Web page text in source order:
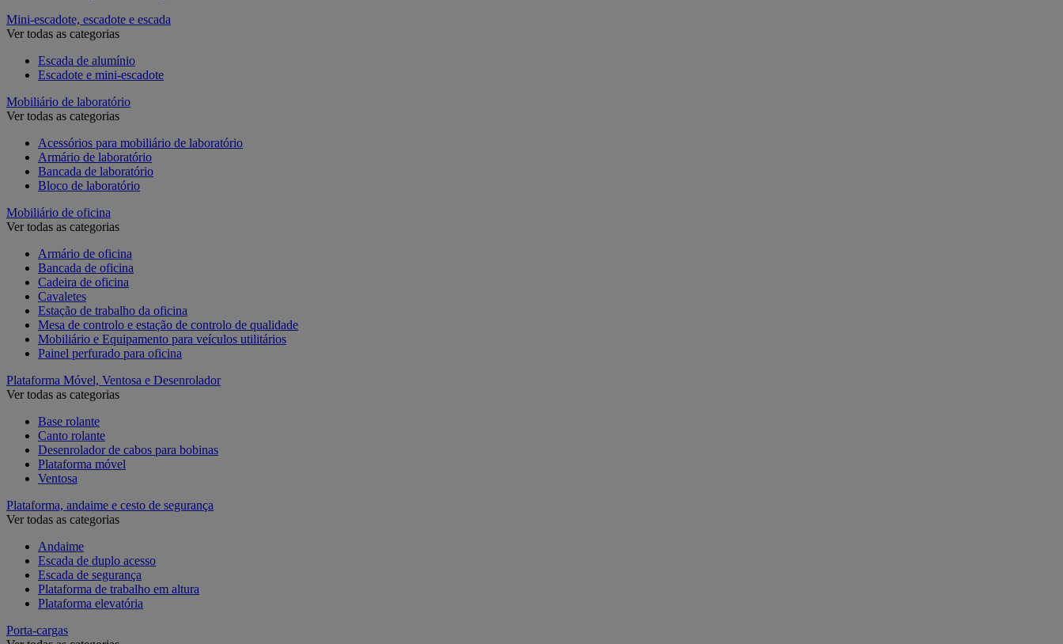
Mini-escadote, escadote e escada
Ver todas as categorias
Escada de alumínio
Escadote e mini-escadote
Mobiliário de laboratório
Ver todas as categorias
Acessórios para mobiliário de laboratório
Armário de laboratório
Bancada de laboratório
Bloco de laboratório
Mobiliário de oficina
Ver todas as categorias
Armário de oficina
Bancada de oficina
Cadeira de oficina
Cavaletes
Estação de trabalho da oficina
Mesa de controlo e estação de controlo de qualidade
Mobiliário e Equipamento para veículos utilitários
Painel perfurado para oficina
Plataforma Móvel, Ventosa e Desenrolador
Ver todas as categorias
Base rolante
Canto rolante
Desenrolador de cabos para bobinas
Plataforma móvel
Ventosa
Plataforma, andaime e cesto de segurança
Ver todas as categorias
Andaime
Escada de duplo acesso
Escada de segurança
Plataforma de trabalho em altura
Plataforma elevatória
Porta-cargas